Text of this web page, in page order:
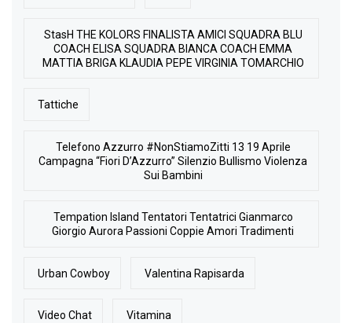
StasH THE KOLORS FINALISTA AMICI SQUADRA BLU
COACH ELISA SQUADRA BIANCA COACH EMMA
MATTIA BRIGA KLAUDIA PEPE VIRGINIA TOMARCHIO
Tattiche
Telefono Azzurro #NonStiamoZitti 13 19 Aprile
Campagna “Fiori D’Azzurro” Silenzio Bullismo Violenza
Sui Bambini
Tempation Island Tentatori Tentatrici Gianmarco
Giorgio Aurora Passioni Coppie Amori Tradimenti
Urban Cowboy Valentina Rapisarda
Video Chat Vitamina